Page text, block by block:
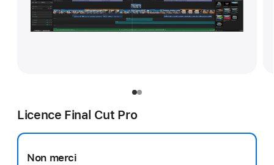
Licence Final Cut Pro
Non merci